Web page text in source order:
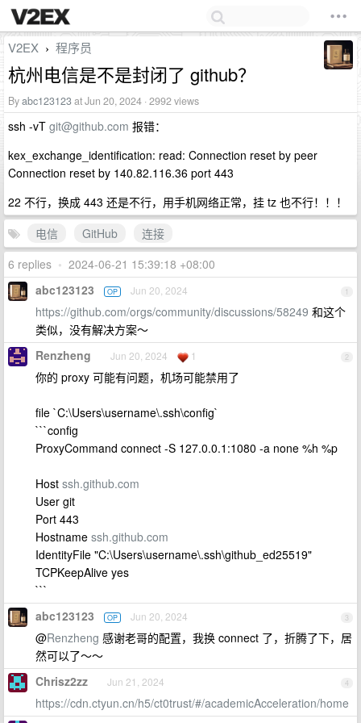
V2EX › 程序员
杭州电信是不是封闭了 github？
Byabc123123at Jun 20, 2024 · 2992 views
ssh -vT git@github.com 报错：
kex_exchange_identification: read: Connection reset by peer
Connection reset by 140.82.116.36 port 443
22 不行，换成 443 还是不行，用手机网络正常，挂 tz 也不行！！！
电信
GitHub
连接
6 replies • 2024-06-21 15:39:18 +08:00
1
abc123123 OP Jun 20, 2024
https://github.com/orgs/community/discussions/58249 和这个
类似，没有解决方案～
2
Renzheng Jun 20, 2024 1
你的 proxy 可能有问题，机场可能禁用了
file `C:\Users\username\.ssh\config`
```config
ProxyCommand connect -S 127.0.0.1:1080 -a none %h %p
Host ssh.github.com
User git
Port 443
Hostname ssh.github.com
IdentityFile "C:\Users\username\.ssh\github_ed25519"
TCPKeepAlive yes
```
3
abc123123 OP Jun 20, 2024
@Renzheng 感谢老哥的配置，我换 connect 了，折腾了下，居
然可以了～～
4
Chrisz2zz Jun 21, 2024
https://cdn.ctyun.cn/h5/ct0trust/#/academicAcceleration/home